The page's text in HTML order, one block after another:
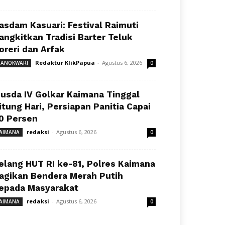
Kasuari: Festival Raimuti
Tradisi Barter Teluk
dan Arfak
Redaktur KlikPapua - Agustus 6, 2026 0
IV Golkar Kaimana Tinggal
Hari, Persiapan Panitia Capai
Persen
redaksi - Agustus 6, 2026 0
HUT RI ke-81, Polres Kaimana
Bendera Merah Putih
Masyarakat
redaksi - Agustus 6, 2026 0